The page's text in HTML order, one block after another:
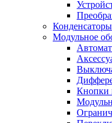
Конденсаторы
Модульное
Кнопки